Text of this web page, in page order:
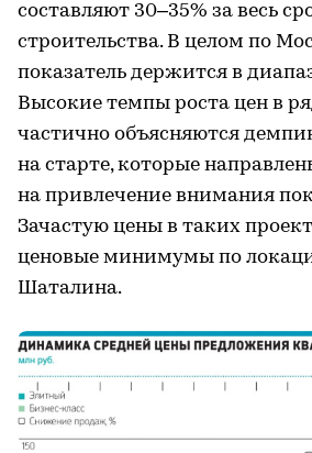
составляют 30–35% за весь
строительства. В целом по
показатель держится в
Высокие темпы роста цен в
частично объясняются
на старте, которые
на привлечение внимания
Зачастую цены в таких
ценовые минимумы по
Шаталина.